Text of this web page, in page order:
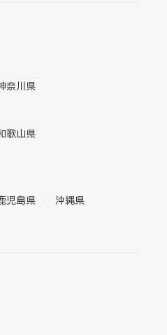
奈川県
歌山県
児島県 沖縄県